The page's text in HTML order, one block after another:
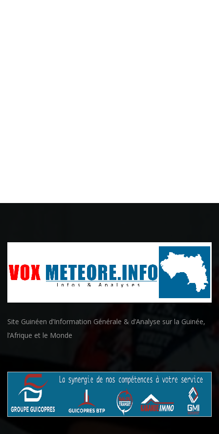
Site Guinéen d’Information Générale & d’Analyse sur la Guinée,
l’Afrique et le Monde